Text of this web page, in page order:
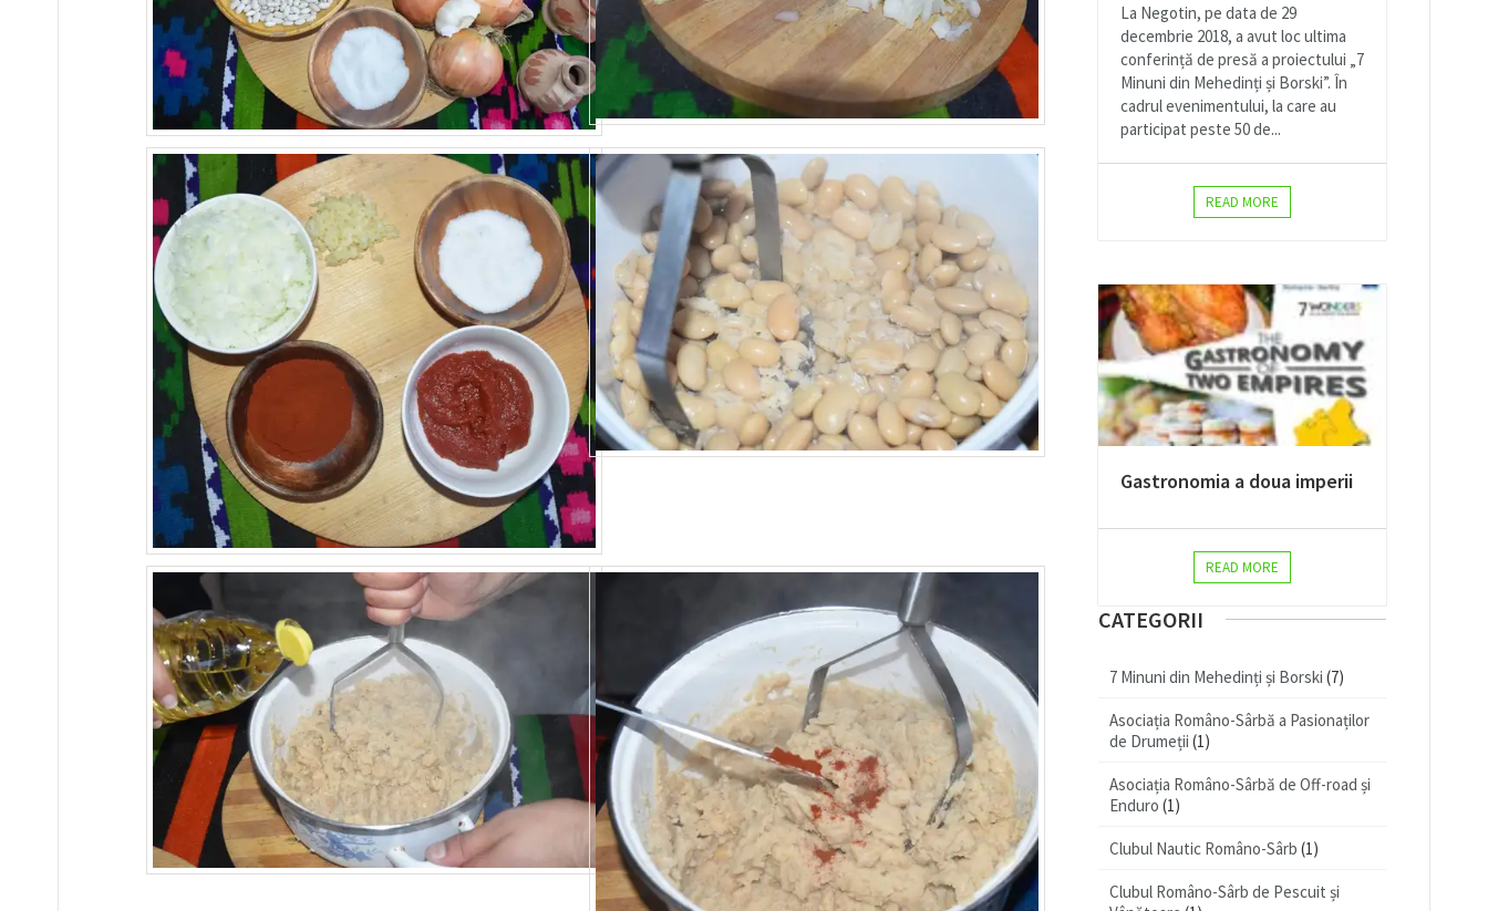
La Negotin, pe data de 29
decembrie 2018, a avut loc ultima
conferință de presă a proiectului „7
Minuni din Mehedinți și Borski”. În
cadrul evenimentului, la care au
participat peste 50 de...
READ MORE
Gastronomia a doua imperii
READ MORE
CATEGORII
7 Minuni din Mehedinți și Borski (7)
Asociația Româno-Sârbă a Pasionaților
de Drumeții (1)
Asociația Româno-Sârbă de Off-road și
Enduro (1)
Clubul Nautic Româno-Sârb (1)
Clubul Româno-Sârb de Pescuit și